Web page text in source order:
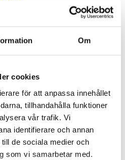
Om
cookies
för att anpassa innehållet
tillhandahålla funktioner
vår trafik. Vi
identifierare och annan
de sociala medier och
som vi samarbetar med.
processer
befintlig excelmodell